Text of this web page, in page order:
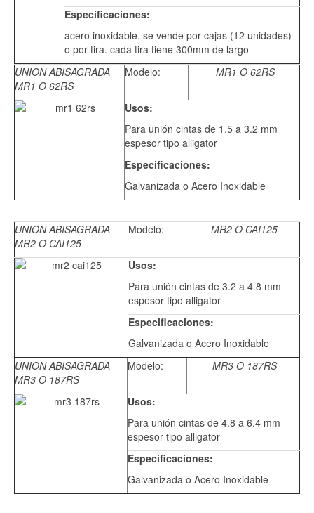
Especificaciones:
acero inoxidable. se vende por cajas (12 unidades)
o por tira. cada tira tiene 300mm de largo
UNION ABISAGRADA
MR1 O 62RS
Modelo: MR1 O 62RS
Usos:
Para unión cintas de 1.5 a 3.2 mm
espesor tipo alligator
Especificaciones:
Galvanizada o Acero Inoxidable
UNION ABISAGRADA
MR2 O CAI125
Modelo: MR2 O CAI125
Usos:
Para unión cintas de 3.2 a 4.8 mm
espesor tipo alligator
Especificaciones:
Galvanizada o Acero Inoxidable
UNION ABISAGRADA
MR3 O 187RS
Modelo: MR3 O 187RS
Usos:
Para unión cintas de 4.8 a 6.4 mm
espesor tipo alligator
Especificaciones:
Galvanizada o Acero Inoxidable